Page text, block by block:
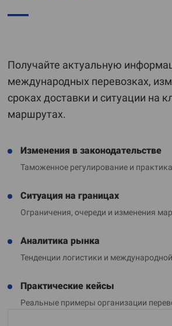
Получайте актуальную
международных перевозках,
сроках доставки и ситуации на
маршрутах.
Изменения в законодательстве
Таможенное регулирование и
Ситуация на границах
Ограничения, очереди и изменения
Аналитика рынка
Тенденции логистики и
Практические кейсы
Реальные примеры организации